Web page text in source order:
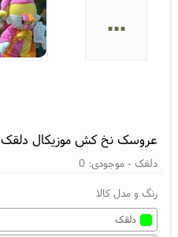
...
عروسک نخ کش موزیکال دلقک
دلقک - موجودی:0
رنگ و مدل کالا
دلقک